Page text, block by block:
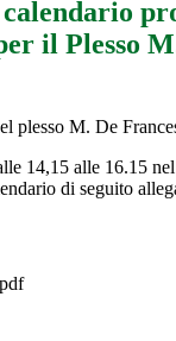
il Plesso
plesso M. De
14,15 alle 16.15
di seguito